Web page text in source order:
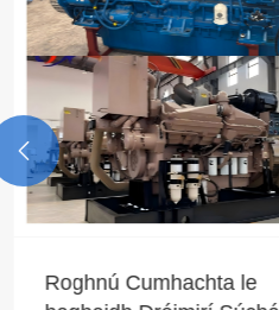
Roghnú Cumhachta le
